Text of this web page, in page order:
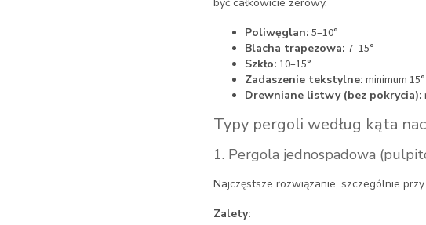
Poliwęglan: 5–10°
Blacha trapezowa: 7–15°
Szkło: 10–15°
Zadaszenie tekstylne: minimum 15°
Drewniane listwy (bez pokrycia):
Typy pergoli według kąta
1. Pergola jednospadowa
Najczęstsze rozwiązanie, szczególnie
Zalety: